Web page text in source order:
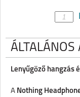
ÁLTALÁNOS
Lenyűgöző hangzás
A Nothing